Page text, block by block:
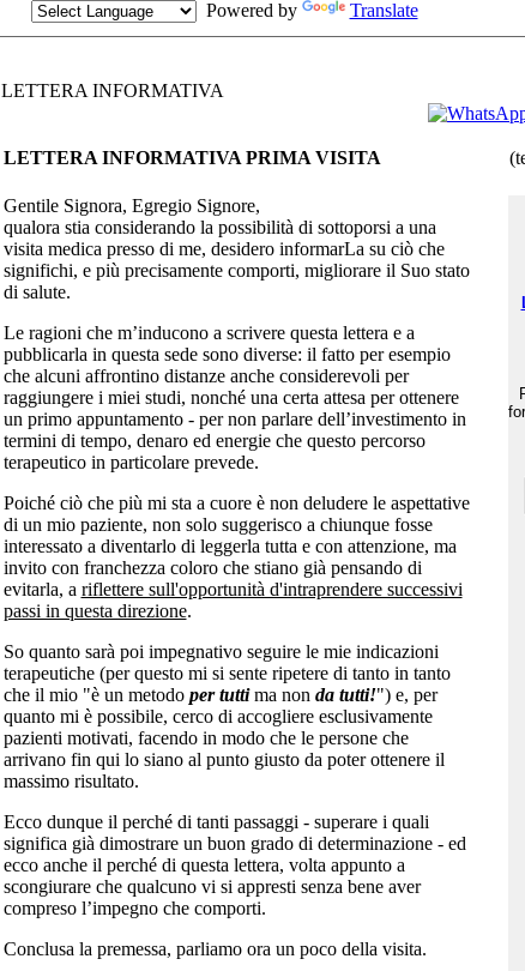
Powered by Translate
LETTERA INFORMATIVA
LETTERA INFORMATIVA PRIMA VISITA
Gentile Signora, Egregio Signore,
qualora stia considerando la possibilità di sottoporsi a una
visita medica presso di me, desidero informarLa su ciò che
significhi, e più precisamente comporti, migliorare il Suo stato
di salute.
Le ragioni che m’inducono a scrivere questa lettera e a
pubblicarla in questa sede sono diverse: il fatto per esempio
che alcuni affrontino distanze anche considerevoli per
raggiungere i miei studi, nonché una certa attesa per ottenere
un primo appuntamento - per non parlare dell’investimento in
termini di tempo, denaro ed energie che questo percorso
terapeutico in particolare prevede.
Poiché ciò che più mi sta a cuore è non deludere le aspettative
di un mio paziente, non solo suggerisco a chiunque fosse
interessato a diventarlo di leggerla tutta e con attenzione, ma
invito con franchezza coloro che stiano già pensando di
evitarla, a riflettere sull'opportunità d'intraprendere successivi
passi in questa direzione.
So quanto sarà poi impegnativo seguire le mie indicazioni
terapeutiche (per questo mi si sente ripetere di tanto in tanto
che il mio "è un metodo per tuttima non da tutti!") e, per
quanto mi è possibile, cerco di accogliere esclusivamente
pazienti motivati, facendo in modo che le persone che
arrivano fin qui lo siano al punto giusto da poter ottenere il
massimo risultato.
Ecco dunque il perché di tanti passaggi - superare i quali
significa già dimostrare un buon grado di determinazione - ed
ecco anche il perché di questa lettera, volta appunto a
scongiurare che qualcuno vi si appresti senza bene aver
compreso l’impegno che comporti.
Conclusa la premessa, parliamo ora un poco della visita.